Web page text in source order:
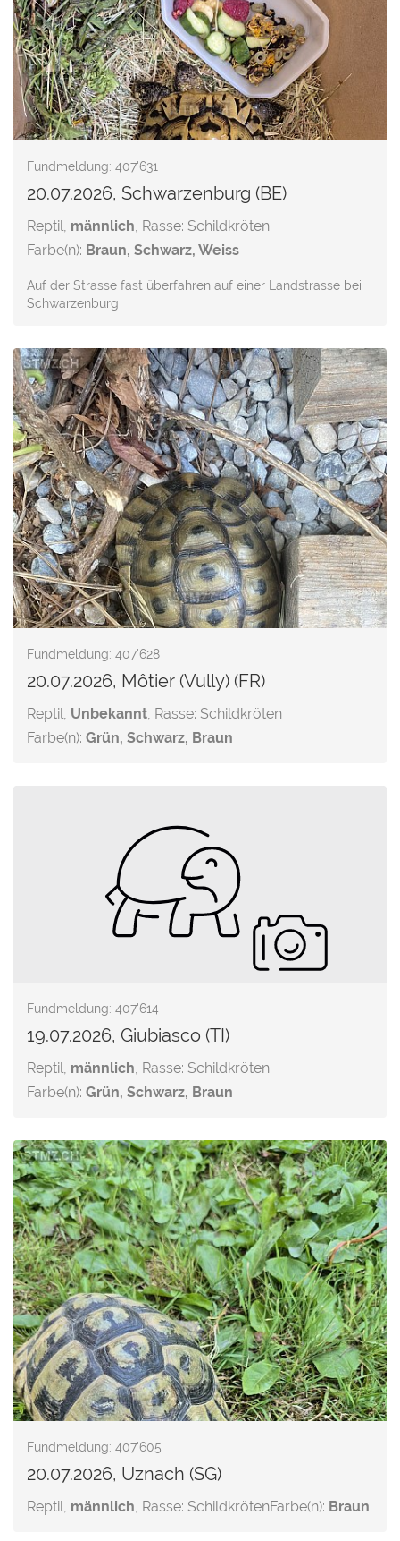
Fundmeldung: 407'631
20.07.2026, Schwarzenburg (BE)
Reptil, männlich, Rasse: Schildkröten
Farbe(n): Braun, Schwarz, Weiss
Auf der Strasse fast überfahren auf einer Landstrasse bei
Schwarzenburg
Fundmeldung: 407'628
20.07.2026, Môtier (Vully) (FR)
Reptil, Unbekannt, Rasse: Schildkröten
Farbe(n): Grün, Schwarz, Braun
Fundmeldung: 407'614
19.07.2026, Giubiasco (TI)
Reptil, männlich, Rasse: Schildkröten
Farbe(n): Grün, Schwarz, Braun
Fundmeldung: 407'605
20.07.2026, Uznach (SG)
Reptil, männlich, Rasse: SchildkrötenFarbe(n): Braun